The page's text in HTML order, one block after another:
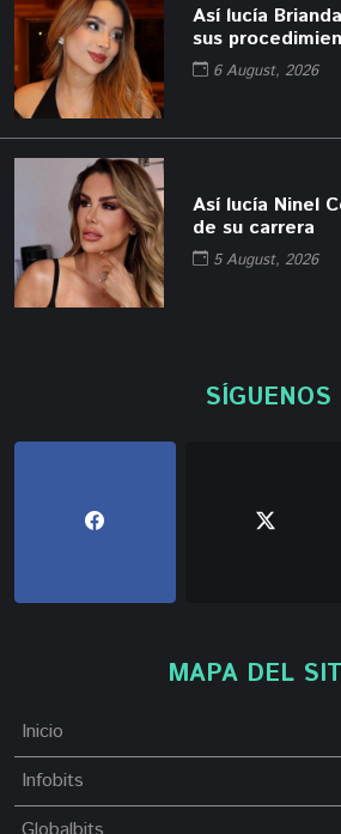
Así lucía
sus
6 August, 2026
Así lucía Ninel
de su carrera
5 August, 2026
SÍGUENOS
MAPA DEL
Inicio
Infobits